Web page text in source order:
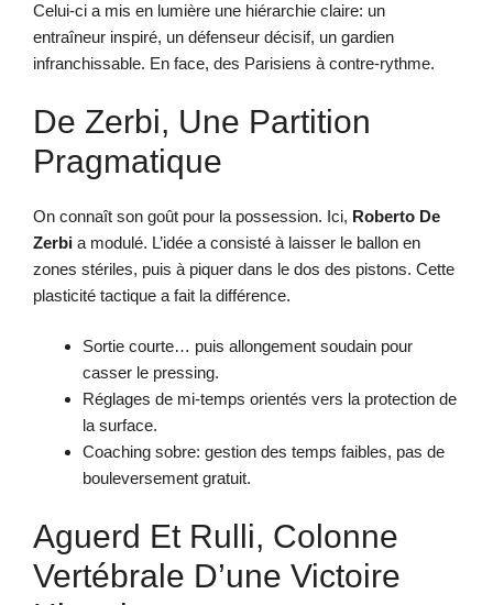
Celui-ci a mis en lumière une hiérarchie claire: un
entraîneur inspiré, un défenseur décisif, un gardien
infranchissable. En face, des Parisiens à contre-rythme.
De Zerbi, Une Partition
Pragmatique
On connaît son goût pour la possession. Ici, Roberto De
Zerbi a modulé. L’idée a consisté à laisser le ballon en
zones stériles, puis à piquer dans le dos des pistons. Cette
plasticité tactique a fait la différence.
Sortie courte… puis allongement soudain pour
casser le pressing.
Réglages de mi-temps orientés vers la protection de
la surface.
Coaching sobre: gestion des temps faibles, pas de
bouleversement gratuit.
Aguerd Et Rulli, Colonne
Vertébrale D’une Victoire